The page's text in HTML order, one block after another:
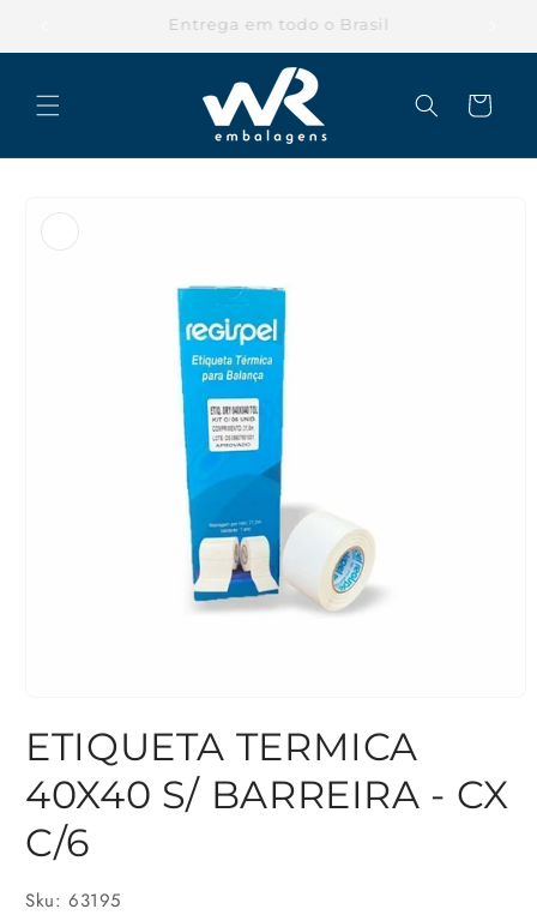
conteúdo
Parcele suas compras em até 12x
Carrinho
mídia
na
janela
ETIQUETA TERMICA
40X40 S/ BARREIRA - CX
C/6
Sku: 63195